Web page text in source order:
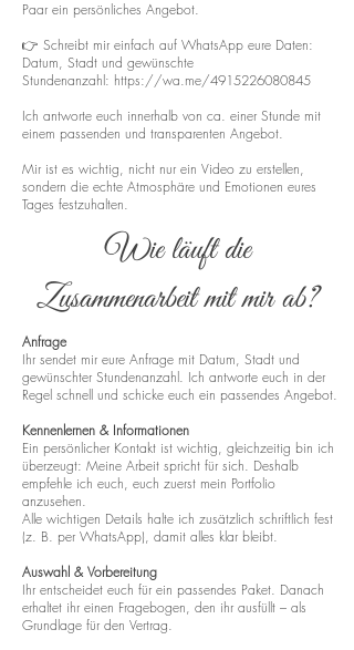
Paar ein persönliches Angebot.
👉 Schreibt mir einfach auf WhatsApp eure Daten:
Datum, Stadt und gewünschte
Stundenanzahl: https://wa.me/4915226080845
Ich antworte euch innerhalb von ca. einer Stunde mit
einem passenden und transparenten Angebot.
Mir ist es wichtig, nicht nur ein Video zu erstellen,
sondern die echte Atmosphäre und Emotionen eures
Tages festzuhalten.
Wie läuft die
Zusammenarbeit mit mir ab?
Anfrage
Ihr sendet mir eure Anfrage mit Datum, Stadt und
gewünschter Stundenanzahl. Ich antworte euch in der
Regel schnell und schicke euch ein passendes Angebot.
Kennenlernen & Informationen
Ein persönlicher Kontakt ist wichtig, gleichzeitig bin ich
überzeugt: Meine Arbeit spricht für sich. Deshalb
empfehle ich euch, euch zuerst mein Portfolio
anzusehen.
Alle wichtigen Details halte ich zusätzlich schriftlich fest
(z. B. per WhatsApp), damit alles klar bleibt.
Auswahl & Vorbereitung
Ihr entscheidet euch für ein passendes Paket. Danach
erhaltet ihr einen Fragebogen, den ihr ausfüllt – als
Grundlage für den Vertrag.